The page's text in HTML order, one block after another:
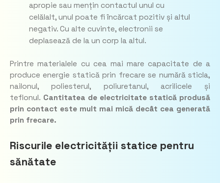
apropie sau mențin contactul unul cu
celălalt, unul poate fi încărcat pozitiv și altul
negativ. Cu alte cuvinte, electronii se
deplasează de la un corp la altul.
Printre materialele cu cea mai mare capacitate de a
produce energie statică prin frecare se numără sticla,
nailonul, poliesterul, poliuretanul, acrilicele și
teflonul. Cantitatea de electricitate statică produsă
prin contact este mult mai mică decât cea generată
prin frecare.
Riscurile electricității statice pentru
sănătate